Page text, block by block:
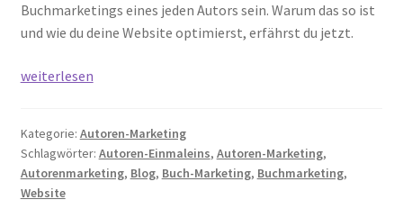
Buchmarketings eines jeden Autors sein. Warum das so ist
und wie du deine Website optimierst, erfährst du jetzt.
Buchmarketing:
dringend
eine
Autoren-
weiterlesen
Kategorie: Autoren-Marketing
Schlagwörter: Autoren-Einmaleins, Autoren-Marketing,
Autorenmarketing, Blog, Buch-Marketing, Buchmarketing,
Website